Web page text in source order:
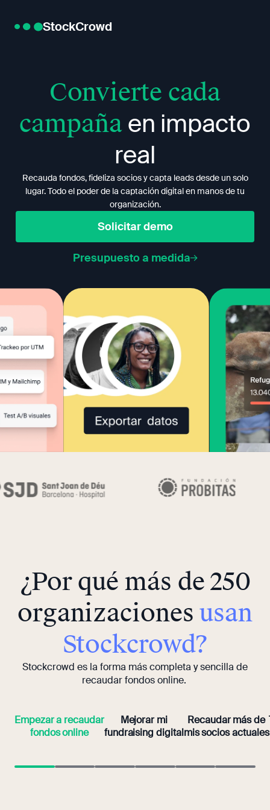
StockCrowd
Convierte cada
campañaen impacto
real
Recauda fondos, fideliza socios y capta leads desde un solo
lugar. Todo el poder de la captación digital en manos de tu
organización.
Solicitar demo
Presupuesto a medida
¿Por qué más de 250
organizacionesusan
Stockcrowd?
Stockcrowd es la forma más completa y sencilla de
recaudar fondos online.
Empezar a recaudar
fondos online
Mejorar mi
fundraising digital
Recaudar más de
mis socios actuales